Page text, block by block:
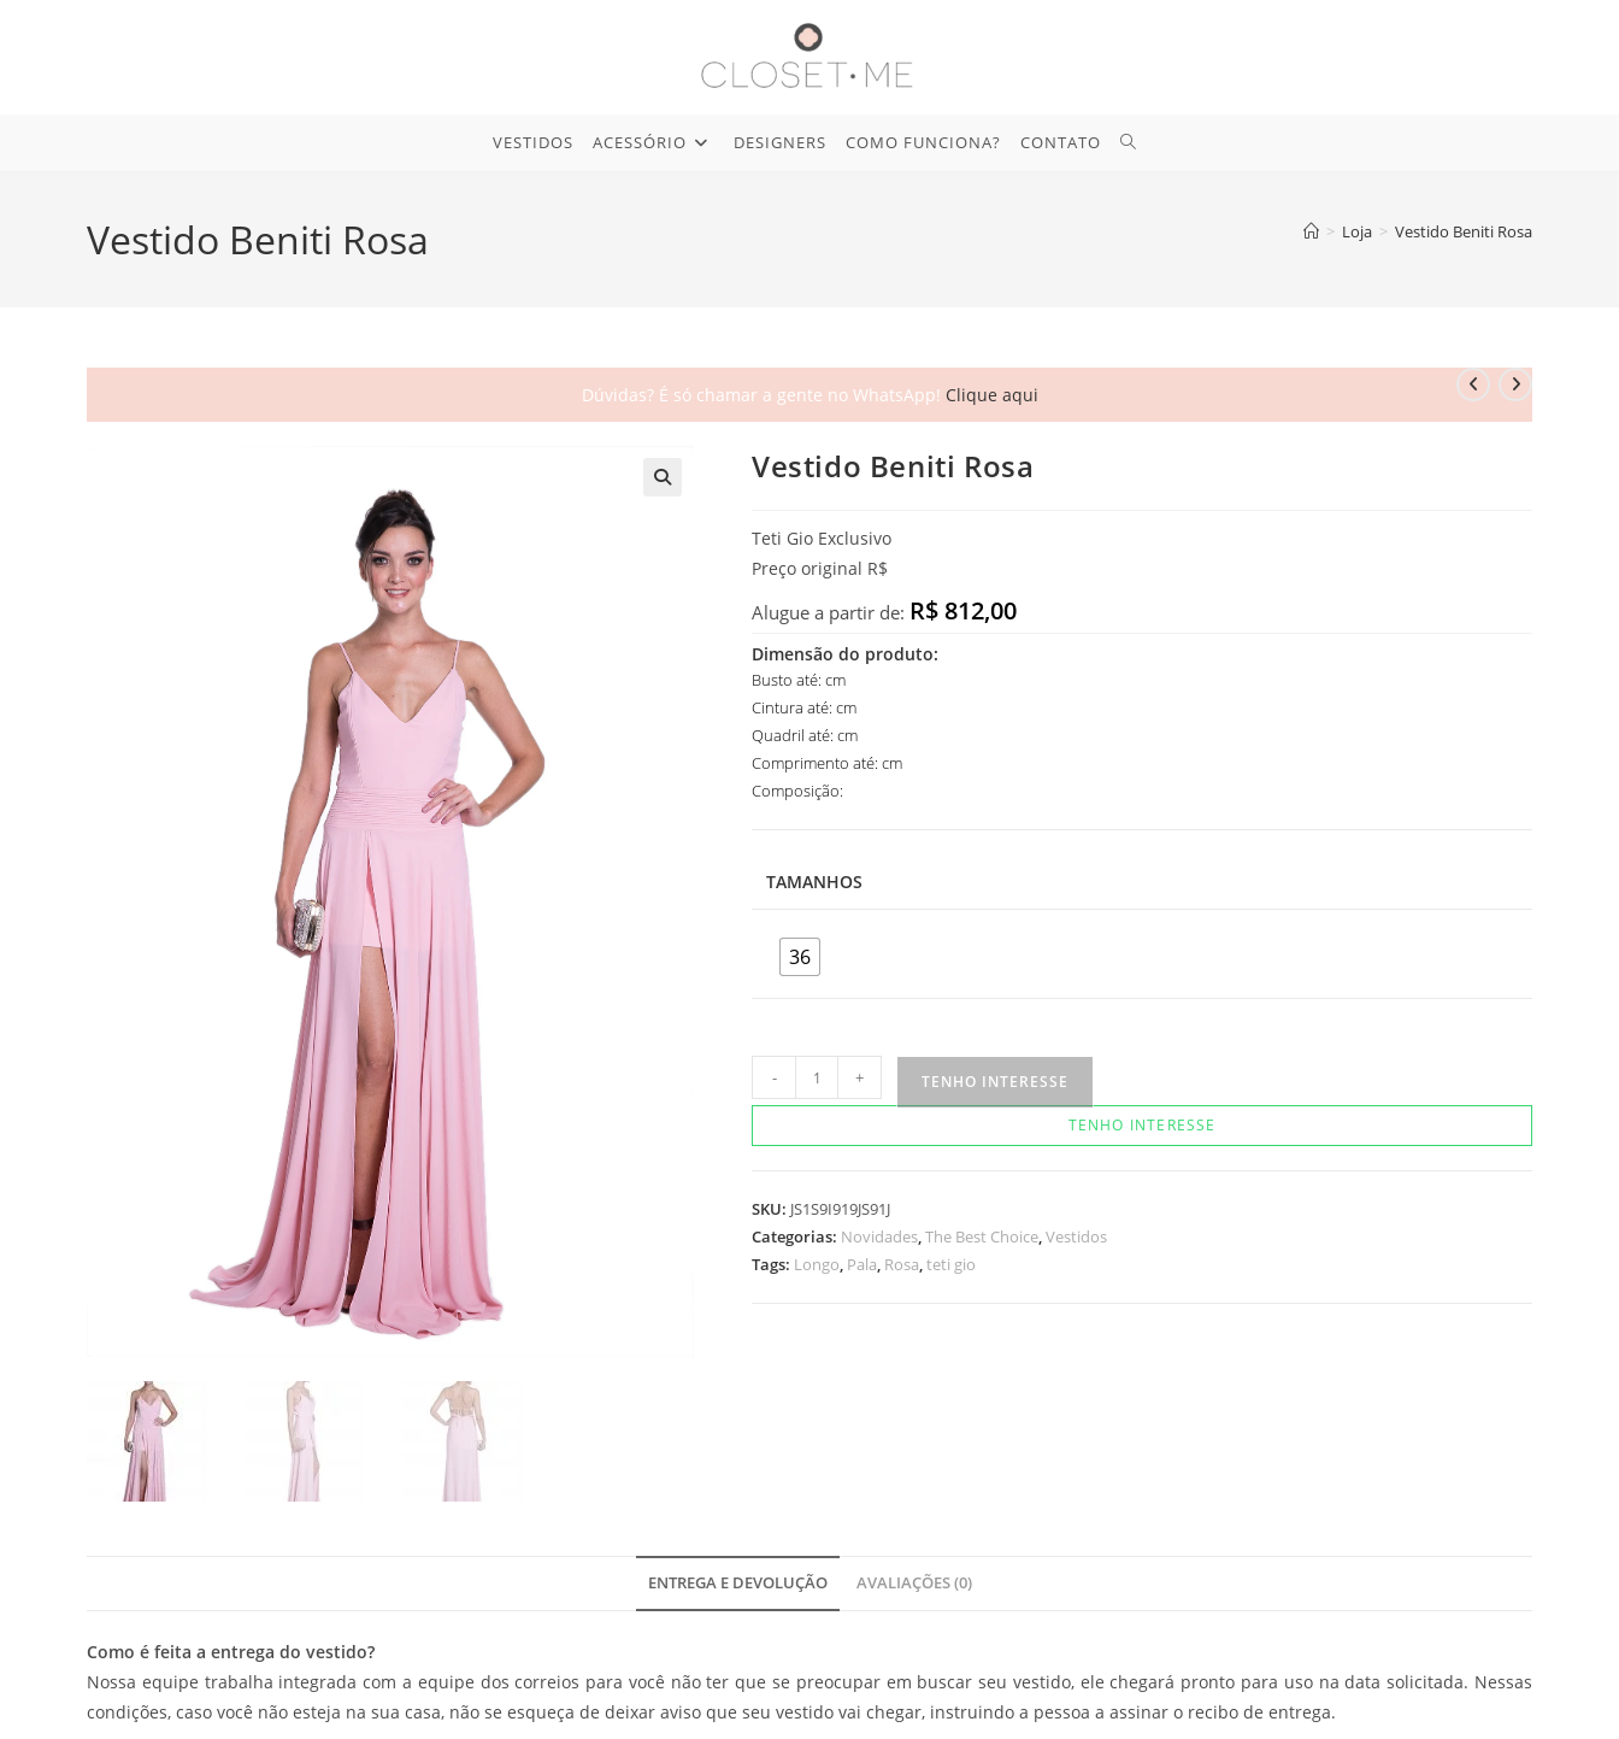
VESTIDOS ACESSÓRIO DESIGNERS COMO FUNCIONA? CONTATO ALTERNAR
Vestido Beniti Rosa > Loja > Vestido Beniti Rosa
Dúvidas? É só chamar a gente no WhatsApp! Clique aqui
Vestido Beniti Rosa
Teti Gio Exclusivo
Preço original R$
Alugue a partir de: R$ 812,00
Dimensão do produto:
Busto até: cm
Cintura até: cm
Quadril até: cm
Comprimento até: cm
Composição:
TAMANHOS
36
Beniti
- + TENHO INTERESSE
TENHO INTERESSE
SKU: JS1S9I919JS91J
Categorias: Novidades,The Best Choice,Vestidos
Tags: Longo, Pala, Rosa,teti gio
ENTREGA E DEVOLUÇÃO AVALIAÇÕES (0)
Como é feita a entrega do vestido?
Nossa equipe trabalha integrada com a equipe dos correios para você não ter que se preocupar em buscar seu vestido, ele chegará pronto para uso na data solicitada. Nessas
condições, caso você não esteja na sua casa, não se esqueça de deixar aviso que seu vestido vai chegar, instruindo a pessoa a assinar o recibo de entrega.